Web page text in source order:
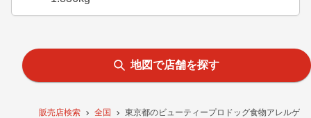
販売店検索 全国 東京都のビューティープロドッグ食物アレルゲ
地図で店舗を探す